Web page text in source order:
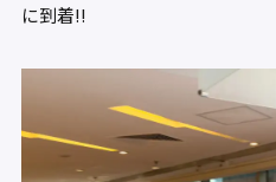
に到着!!